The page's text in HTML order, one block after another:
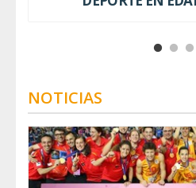
NOTICIAS